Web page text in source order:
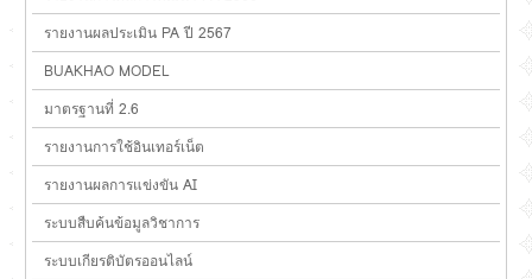
รายงานผลประเมิน PA ปี 2567
BUAKHAO MODEL
มาตรฐานที่ 2.6
รายงานการใช้อินเทอร์เน็ต
รายงานผลการแข่งขัน AI
ระบบสืบค้นข้อมูลวิชาการ
ระบบเกียรติบัตรออนไลน์